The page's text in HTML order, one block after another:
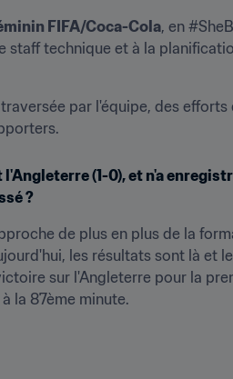
FIFA/Coca-Cola, en
staff technique et à la
par l'équipe, des
(1-0), et n'a
?
de plus en plus de la
les résultats sont là et
sur l'Angleterre pour la
la 87ème minute.